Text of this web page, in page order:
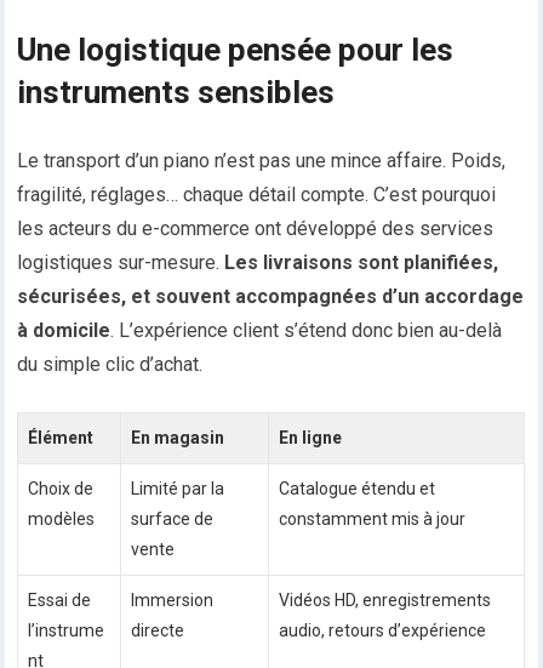
Une logistique pensée pour les
instruments sensibles
Le transport d’un piano n’est pas une mince affaire. Poids,
fragilité, réglages… chaque détail compte. C’est pourquoi
les acteurs du e-commerce ont développé des services
logistiques sur-mesure. Les livraisons sont planifiées,
sécurisées, et souvent accompagnées d’un accordage
à domicile. L’expérience client s’étend donc bien au-delà
du simple clic d’achat.
Élément En magasin En ligne
Choix de
modèles
Limité par la
surface de
vente
Catalogue étendu et
constamment mis à jour
Essai de
l’instrume
nt
Immersion
directe
Vidéos HD, enregistrements
audio, retours d’expérience